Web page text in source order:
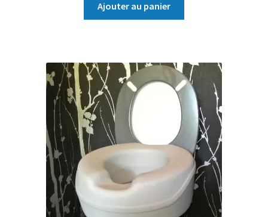
Ajouter au panier